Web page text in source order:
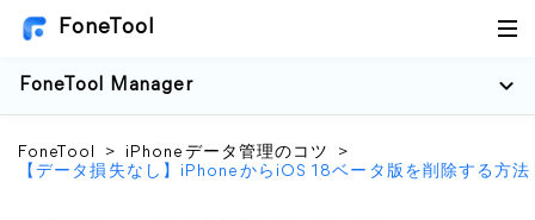
FoneTool
FoneTool Manager
FoneTool > iPhoneデータ管理のコツ
>
【データ損失なし】iPhoneからiOS 18ベータ版を削除する方法